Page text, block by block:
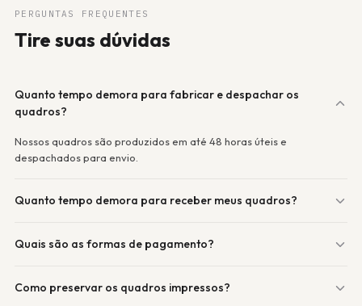
PERGUNTAS FREQUENTES
Tire suas dúvidas
Quanto tempo demora para fabricar e despachar os
quadros?
Nossos quadros são produzidos em até 48 horas úteis e
despachados para envio.
Quanto tempo demora para receber meus quadros?
Quais são as formas de pagamento?
Como preservar os quadros impressos?